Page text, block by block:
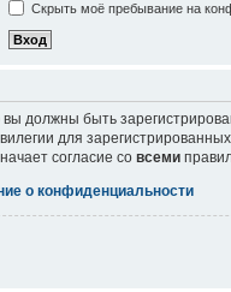
Скрыть моё пребывание на
должны быть
для
согласие со всеми
о конфиденциальности